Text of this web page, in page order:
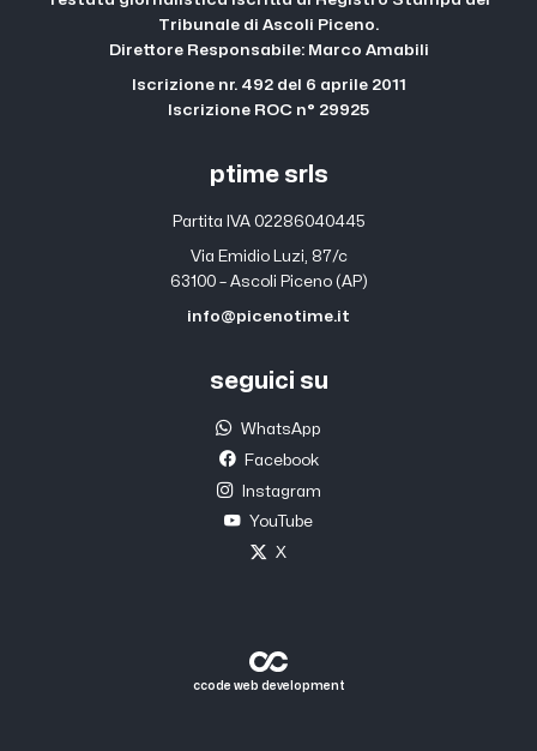
Tribunale di Ascoli Piceno.
Direttore Responsabile: Marco Amabili
Iscrizione nr. 492 del 6 aprile 2011
Iscrizione ROC n° 29925
ptime srls
Partita IVA 02286040445
Via Emidio Luzi, 87/c
63100 – Ascoli Piceno (AP)
info@picenotime.it
seguici su
WhatsApp
Facebook
Instagram
YouTube
X
ccode web development